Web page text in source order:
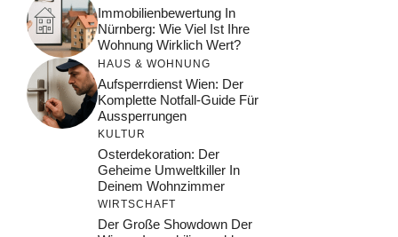
Immobilienbewertung In
Nürnberg: Wie Viel Ist Ihre
Wohnung Wirklich Wert?
HAUS & WOHNUNG
Aufsperrdienst Wien: Der
Komplette Notfall-Guide Für
Aussperrungen
KULTUR
Osterdekoration: Der
Geheime Umweltkiller In
Deinem Wohnzimmer
WIRTSCHAFT
Der Große Showdown Der